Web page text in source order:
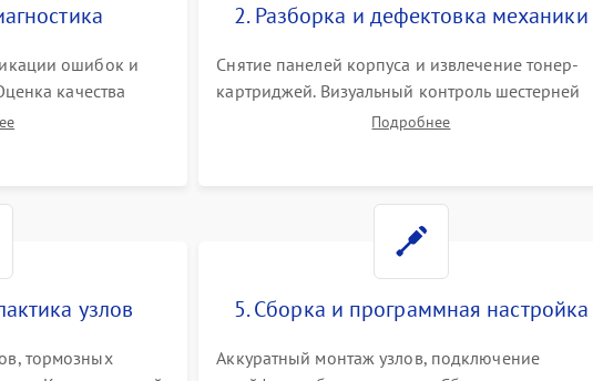
ошибок и
качества
линейки.
2. Разборка и дефектовка механики
Снятие панелей корпуса и извлечение тонер-
картриджей. Визуальный контроль шестерней
редуктора, роликов захвата, термопленки и
Подробнее
узлов
тормозных
5. Сборка и программная настройка
Аккуратный монтаж узлов, подключение